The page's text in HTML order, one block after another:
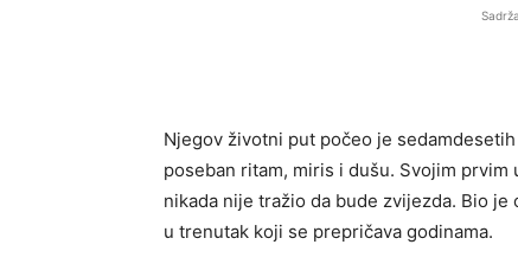
Njegov životni put počeo je
poseban ritam, miris i dušu. Svojim
nikada nije tražio da bude zvijezda. Bio
u trenutak koji se prepričava godinama.